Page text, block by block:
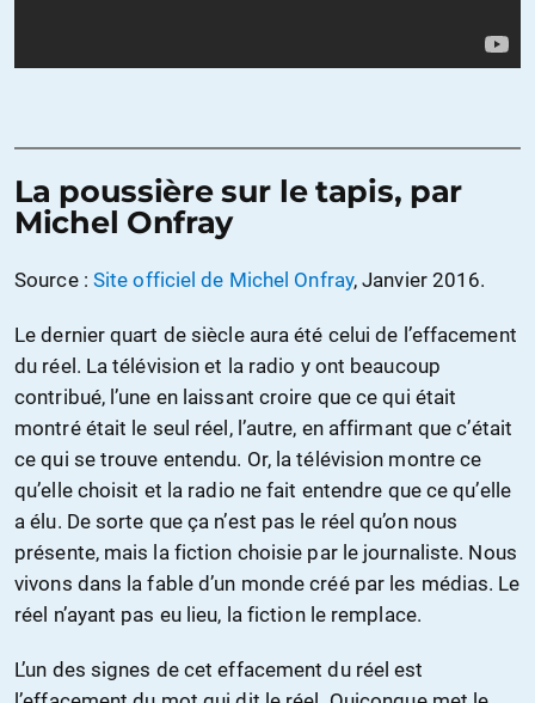
La poussière sur le tapis, par
Michel Onfray
Source : Site officiel de Michel Onfray, Janvier 2016.
Le dernier quart de siècle aura été celui de l’effacement
du réel. La télévision et la radio y ont beaucoup
contribué, l’une en laissant croire que ce qui était
montré était le seul réel, l’autre, en affirmant que c’était
ce qui se trouve entendu. Or, la télévision montre ce
qu’elle choisit et la radio ne fait entendre que ce qu’elle
a élu. De sorte que ça n’est pas le réel qu’on nous
présente, mais la fiction choisie par le journaliste. Nous
vivons dans la fable d’un monde créé par les médias. Le
réel n’ayant pas eu lieu, la fiction le remplace.
L’un des signes de cet effacement du réel est